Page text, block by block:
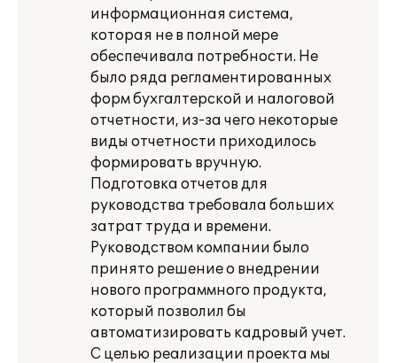
информационная система,
которая не в полной мере
обеспечивала потребности. Не
было ряда регламентированных
форм бухгалтерской и налоговой
отчетности, из-за чего некоторые
виды отчетности приходилось
формировать вручную.
Подготовка отчетов для
руководства требовала больших
затрат труда и времени.
Руководством компании было
принято решение о внедрении
нового программного продукта,
который позволил бы
автоматизировать кадровый учет.
С целью реализации проекта мы